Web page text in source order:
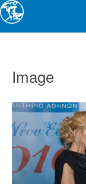
Image